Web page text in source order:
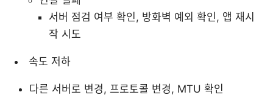
서버 점검 여부 확인, 방화벽 예외 확인, 앱 재시
작 시도
속도 저하
다른 서버로 변경, 프로토콜 변경, MTU 확인